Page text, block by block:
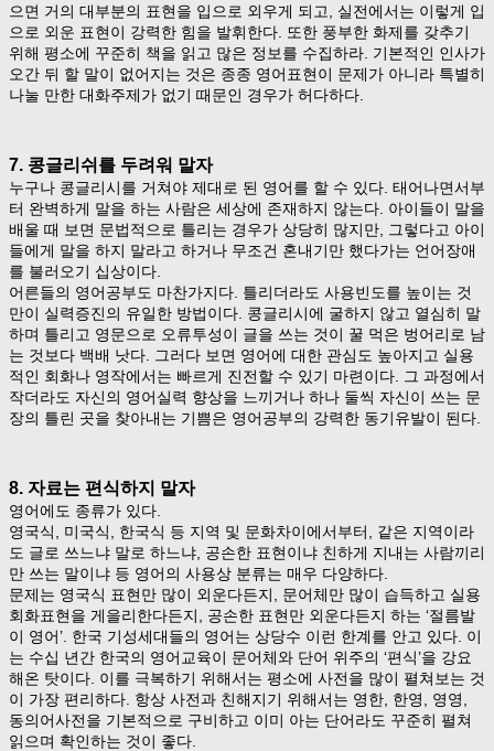
으면 거의 대부분의 표현을 입으로 외우게 되고, 실전에서는 이렇게 입
으로 외운 표현이 강력한 힘을 발휘한다. 또한 풍부한 화제를 갖추기
위해 평소에 꾸준히 책을 읽고 많은 정보를 수집하라. 기본적인 인사가
오간 뒤 할 말이 없어지는 것은 종종 영어표현이 문제가 아니라 특별히
나눌 만한 대화주제가 없기 때문인 경우가 허다하다.
7. 콩글리쉬를 두려워 말자
누구나 콩글리시를 거쳐야 제대로 된 영어를 할 수 있다. 태어나면서부
터 완벽하게 말을 하는 사람은 세상에 존재하지 않는다. 아이들이 말을
배울 때 보면 문법적으로 틀리는 경우가 상당히 많지만, 그렇다고 아이
들에게 말을 하지 말라고 하거나 무조건 혼내기만 했다가는 언어장애
를 불러오기 십상이다.
어른들의 영어공부도 마찬가지다. 틀리더라도 사용빈도를 높이는 것
만이 실력증진의 유일한 방법이다. 콩글리시에 굴하지 않고 열심히 말
하며 틀리고 영문으로 오류투성이 글을 쓰는 것이 꿀 먹은 벙어리로 남
는 것보다 백배 낫다. 그러다 보면 영어에 대한 관심도 높아지고 실용
적인 회화나 영작에서는 빠르게 진전할 수 있기 마련이다. 그 과정에서
작더라도 자신의 영어실력 향상을 느끼거나 하나 둘씩 자신이 쓰는 문
장의 틀린 곳을 찾아내는 기쁨은 영어공부의 강력한 동기유발이 된다.
8. 자료는 편식하지 말자
영어에도 종류가 있다.
영국식, 미국식, 한국식 등 지역 및 문화차이에서부터, 같은 지역이라
도 글로 쓰느냐 말로 하느냐, 공손한 표현이냐 친하게 지내는 사람끼리
만 쓰는 말이냐 등 영어의 사용상 분류는 매우 다양하다.
문제는 영국식 표현만 많이 외운다든지, 문어체만 많이 습득하고 실용
회화표현을 게을리한다든지, 공손한 표현만 외운다든지 하는 ‘절름발
이 영어’. 한국 기성세대들의 영어는 상당수 이런 한계를 안고 있다. 이
는 수십 년간 한국의 영어교육이 문어체와 단어 위주의 ‘편식’을 강요
해온 탓이다. 이를 극복하기 위해서는 평소에 사전을 많이 펼쳐보는 것
이 가장 편리하다. 항상 사전과 친해지기 위해서는 영한, 한영, 영영,
동의어사전을 기본적으로 구비하고 이미 아는 단어라도 꾸준히 펼쳐
읽으며 확인하는 것이 좋다.